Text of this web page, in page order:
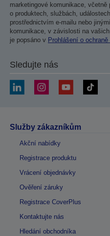
marketingové komunikace,
o produktech, službách,
prostřednictvím e-mailu nebo
komunikace, v závislosti na
je popsáno v Prohlášení o
Sledujte nás
Služby zákazníkům
Akční nabídky
Registrace produktu
Vrácení objednávky
Ověření záruky
Registrace CoverPlus
Kontaktujte nás
Hledání obchodníka